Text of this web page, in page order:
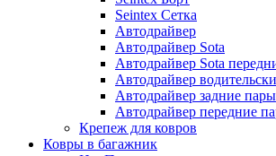
Seintex Сетка
Автодрайвер
Автодрайвер Sota
Автодрайвер Sota
Автодрайвер
Автодрайвер задние пары
Автодрайвер передние
Крепеж для ковров
Ковры в багажник